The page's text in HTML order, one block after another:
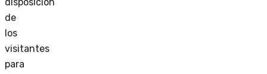
disposición
de
los
visitantes
para